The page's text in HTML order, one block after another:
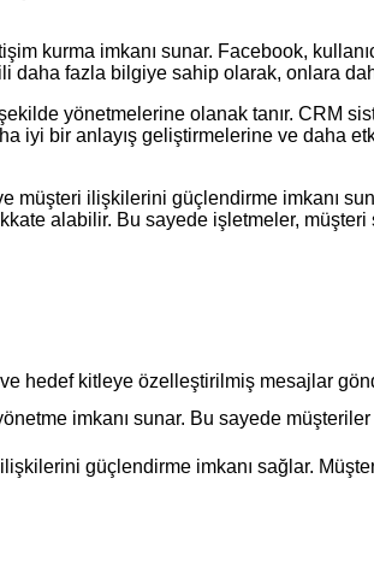
kurma imkanı sunar. Facebook,
fazla bilgiye sahip olarak, onlara
yönetmelerine olanak tanır. CRM
iyi bir anlayış geliştirmelerine ve daha
ilişkilerini güçlendirme imkanı
alabilir. Bu sayede işletmeler,
hedef kitleye özelleştirilmiş mesajlar
imkanı sunar. Bu sayede
güçlendirme imkanı sağlar.